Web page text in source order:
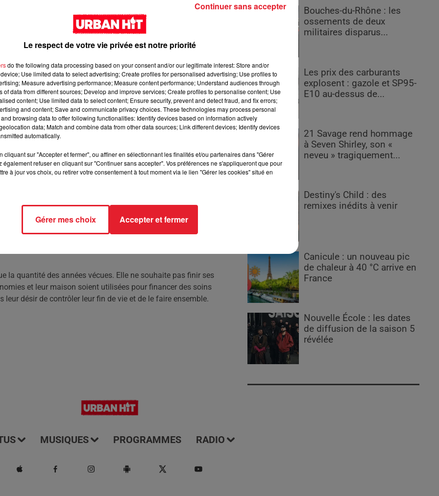
pris la décision de mettre fin à leurs jours ensemble, à
difficiles. Peter et Christine Scott, un couple britannique
controversée pour ne pas être séparés même dans la mort :
prise après la découverte de la maladie de Christine, est le
de vivre dans la douleur.
est permise sous certaines conditions. La capsule
sans douleur grâce à l'utilisation d'azote liquide qui remplace
et Christine souhaitent entrer ensemble dans la capsule, pour
estiment que chacun devrait avoir le droit de choisir le
couple comprend les différentes opinions, mais reste convaincu
ne soit pas disponible dans leur pays d'origine, le Royaume-
la quantité des années vécues. Elle ne souhaite pas finir ses
et leur maison soient utilisées pour financer des soins
désir de contrôler leur fin de vie et de le faire ensemble.
Bouches-du-Rhône : les
ossements de deux
militaires disparus...
Les prix des carburants
explosent : gazole et SP95-
E10 au-dessus de...
21 Savage rend hommage
à Seven Shirley, son «
neveu » tragiquement...
Destiny's Child : des
remixes inédits à venir
Canicule : un nouveau pic
de chaleur à 40 °C arrive en
France
Nouvelle École : les dates
de diffusion de la saison 5
révélée
MUSIQUES PROGRAMMES RADIO
Le respect de votre vie privée est notre priorité
do the following data processing based on your consent and/or our legitimate interest: Store and/or
Use limited data to select advertising; Create profiles for personalised advertising; Use profiles to
Measure advertising performance; Measure content performance; Understand audiences through
of data from different sources; Develop and improve services; Create profiles to personalise content; Use
content; Use limited data to select content; Ensure security, prevent and detect fraud, and fix errors;
and content; Save and communicate privacy choices. These technologies may process personal
browsing data to offer following functionalities: Identify devices based on information actively
data; Match and combine data from other data sources; Link different devices; Identify devices
automatically.
cliquant sur "Accepter et fermer", ou affiner en sélectionnant les finalités et/ou partenaires dans "Gérer
également refuser en cliquant sur "Continuer sans accepter". Vos préférences ne s'appliqueront que pour
à jour vos choix, ou retirer votre consentement à tout moment via le lien "Gérer les cookies" situé en
Gérer mes choix Accepter et fermer
Continuer sans accepter